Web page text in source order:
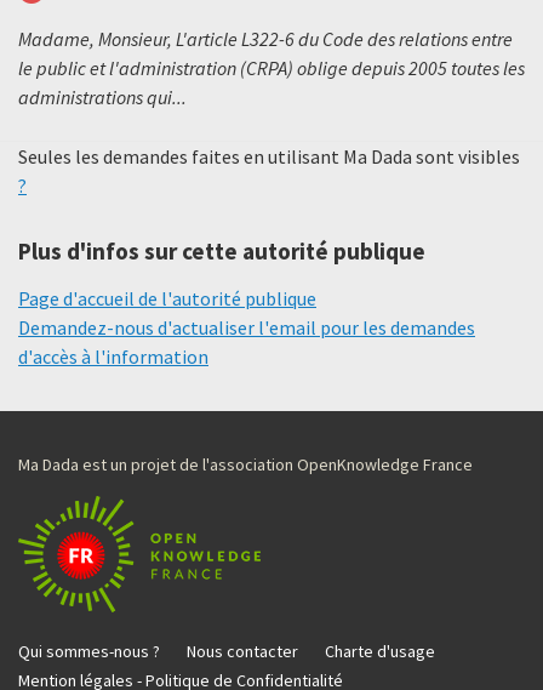
Madame, Monsieur, L'article L322-6 du Code des relations entre
le public et l'administration (CRPA) oblige depuis 2005 toutes les
administrations qui...
Seules les demandes faites en utilisant Ma Dada sont visibles
?
Plus d'infos sur cette autorité publique
Page d'accueil de l'autorité publique
Demandez-nous d'actualiser l'email pour les demandes
d'accès à l'information
Ma Dada est un projet de l'association OpenKnowledge France
Qui sommes-nous ? Nous contacter
Charte d'usage
Mention légales - Politique de Confidentialité